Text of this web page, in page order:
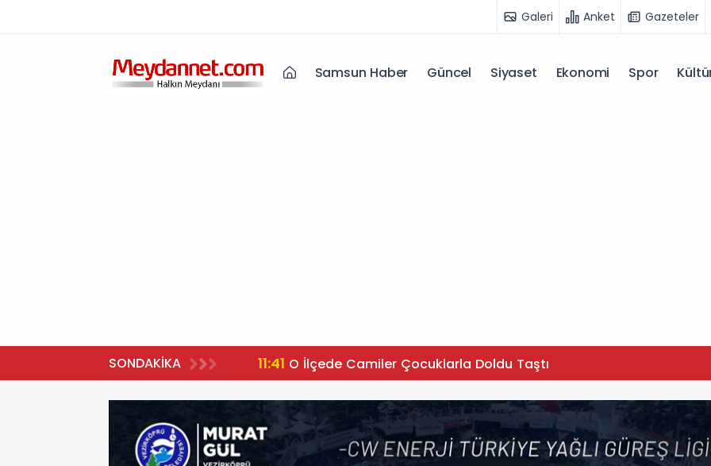
Galeri Anket Gazeteler
Samsun Haber Güncel Siyaset Ekonomi Spor
SONDAKİKA 11:41 O İlçede Camiler Çocuklarla Doldu Taştı